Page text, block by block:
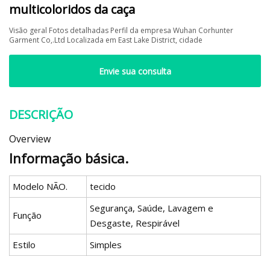
multicoloridos da caça
Visão geral Fotos detalhadas Perfil da empresa Wuhan Corhunter
Garment Co,.Ltd Localizada em East Lake District, cidade
Envie sua consulta
DESCRIÇÃO
Overview
Informação básica.
Modelo NÃO. tecido
Função
Segurança, Saúde, Lavagem e
Desgaste, Respirável
Estilo
Simples